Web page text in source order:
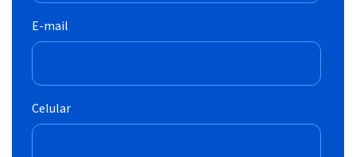
E-mail
Celular